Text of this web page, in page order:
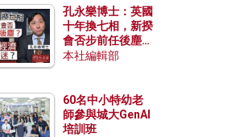
孔永樂博士：英國
十年換七相，新揆
會否步前任後塵？
脫歐後英國經濟為
本社編輯部
60名中小特幼老
師參與城大GenAI
培訓班